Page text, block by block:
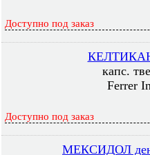
Доступно под заказ
капс.
Ferrer
Доступно под заказ
МЕКСИДОЛ